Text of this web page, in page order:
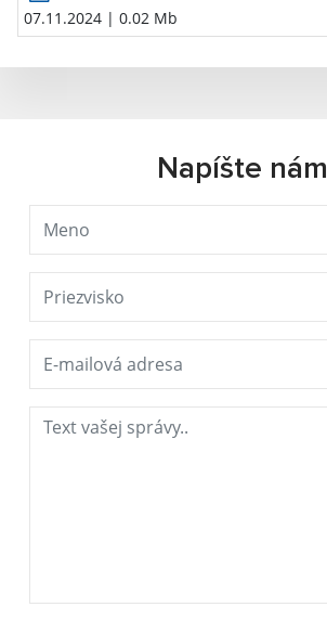
07.11.2024 | 0.02 Mb
Napíšte nám